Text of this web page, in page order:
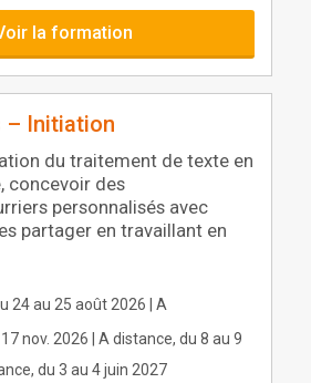
la formation
– Initiation
du traitement de texte en
concevoir des
personnalisés avec
partager en travaillant en
24 au 25 août 2026 | A
nov. 2026 | A distance, du 8 au 9
du 3 au 4 juin 2027